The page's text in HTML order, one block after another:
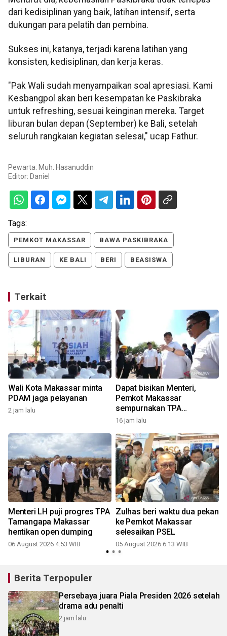
dari kedisiplinan yang baik, latihan intensif, serta
dukungan para pelatih dan pembina.
Sukses ini, katanya, terjadi karena latihan yang
konsisten, kedisiplinan, dan kerja keras.
"Pak Wali sudah menyampaikan soal apresiasi. Kami
Kesbangpol akan beri kesempatan ke Paskibraka
untuk refreshing, sesuai keinginan mereka. Target
liburan bulan depan (September) ke Bali, setelah
seluruh rangkaian kegiatan selesai," ucap Fathur.
Pewarta: Muh. Hasanuddin
Editor: Daniel
Tags:
PEMKOT MAKASSAR BAWA PASKIBRAKA
LIBURAN KE BALI BERI BEASISWA
Terkait
Wali Kota Makassar minta
PDAM jaga pelayanan
2 jam lalu
Dapat bisikan Menteri,
Pemkot Makassar
sempurnakan TPA
Tamangapa
16 jam lalu
Menteri LH puji progres TPA
Tamangapa Makassar
hentikan open dumping
06 August 2026 4:53 WIB
Zulhas beri waktu dua pekan
ke Pemkot Makassar
selesaikan PSEL
05 August 2026 6:13 WIB
Berita Terpopuler
Persebaya juara Piala Presiden 2026 setelah
drama adu penalti
2 jam lalu